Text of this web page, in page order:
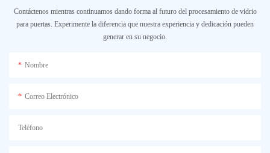
Contáctenos mientras continuamos dando forma al futuro del procesamiento de vidrio
para puertas. Experimente la diferencia que nuestra experiencia y dedicación pueden
generar en su negocio.
Nombre
Correo Electrónico
Teléfono